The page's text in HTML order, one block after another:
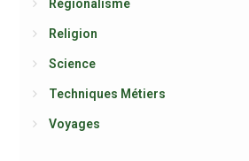
Régionalisme
Religion
Science
Techniques Métiers
Voyages